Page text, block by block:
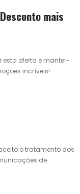
mais
esta oferta e manter-
incríveis!
o tratamento dos
de